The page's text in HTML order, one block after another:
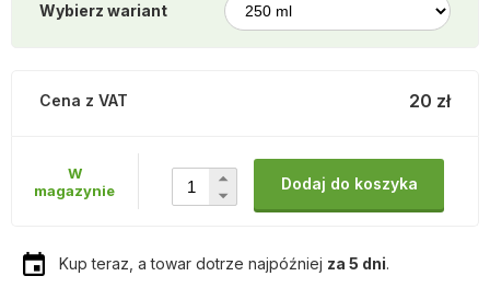
Wybierz wariant
20 zł
Cena z VAT
W
magazynie
Dodaj do koszyka
Kup teraz, a towar dotrze najpóźniej za 5 dni.